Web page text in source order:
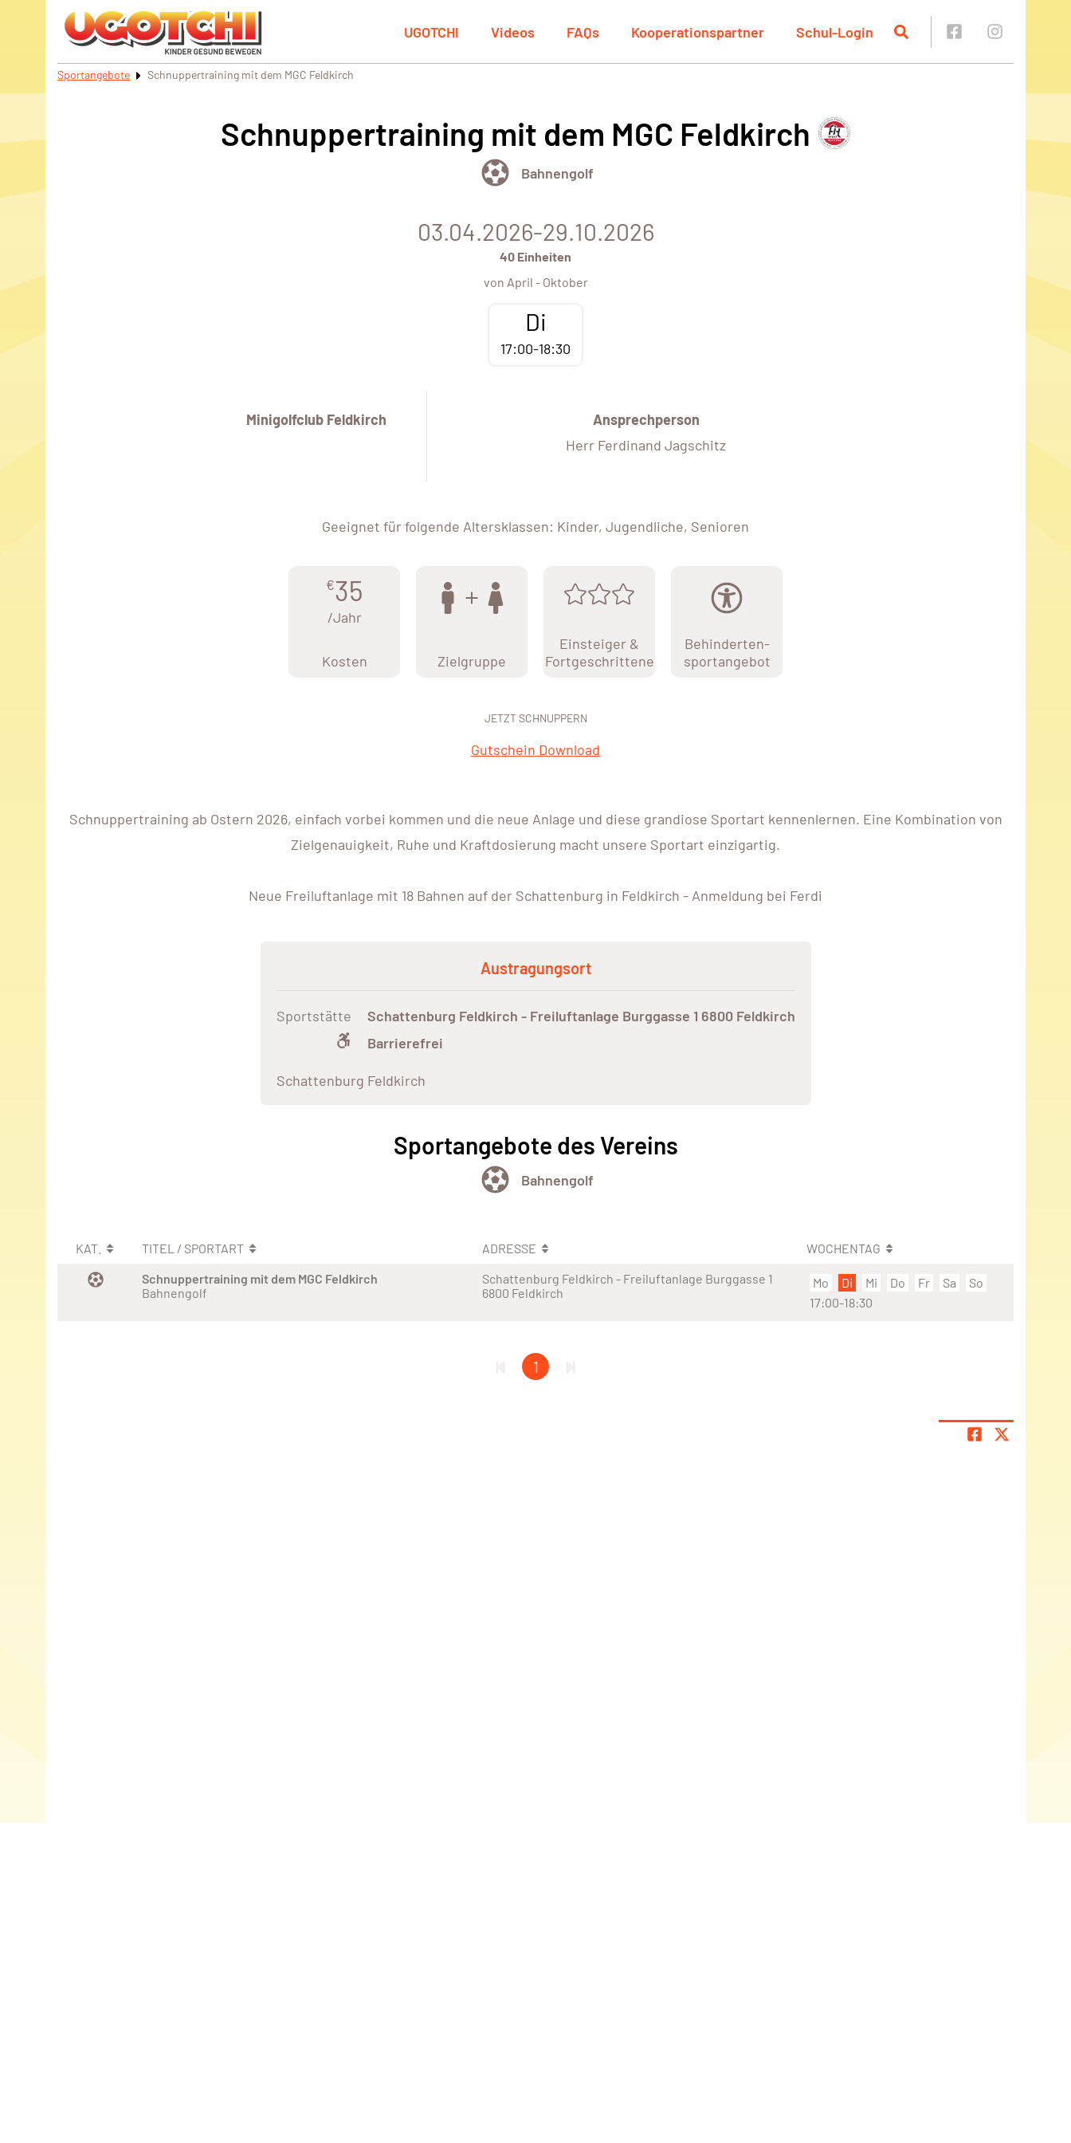
UGOTCHI Videos FAQs Kooperationspartner Schul-Login
Sportangebote Schnuppertraining mit dem MGC Feldkirch
Schnuppertraining mit dem MGC Feldkirch
Bahnengolf
03.04.2026-29.10.2026
40 Einheiten
von April - Oktober
Di
17:00-18:30
Minigolfclub Feldkirch
Ansprechperson
Herr Ferdinand Jagschitz
Geeignet für folgende Altersklassen: Kinder, Jugendliche, Senioren
€35
/Jahr
Kosten Zielgruppe
Einsteiger &
Fortgeschrittene
Behinderten-
sportangebot
JETZT SCHNUPPERN
Gutschein Download
Schnuppertraining ab Ostern 2026, einfach vorbei kommen und die neue Anlage und diese grandiose Sportart kennenlernen. Eine Kombination von
Zielgenauigkeit, Ruhe und Kraftdosierung macht unsere Sportart einzigartig.
Neue Freiluftanlage mit 18 Bahnen auf der Schattenburg in Feldkirch - Anmeldung bei Ferdi
Austragungsort
Sportstätte
Schattenburg Feldkirch - Freiluftanlage Burggasse 1 6800 Feldkirch
Barrierefrei
Schattenburg Feldkirch
Sportangebote des Vereins
Bahnengolf
KAT. TITEL / SPORTART ADRESSE
WOCHENTAG
Schnuppertraining mit dem MGC Feldkirch
Bahnengolf
Schattenburg Feldkirch - Freiluftanlage Burggasse 1
6800 Feldkirch
Mo Di Mi Do Fr Sa
So
17:00-18:30
1